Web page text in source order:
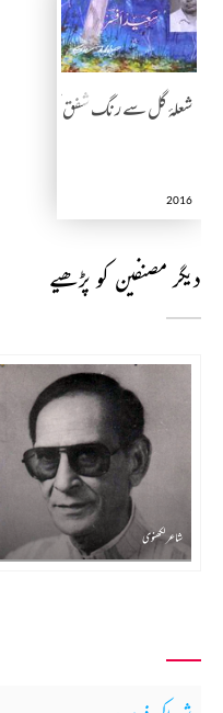
شعلۂ گل سے رنگ شفق تک
2016
دیگر مصنفین کو پڑھیے
شاعر لکھنوی